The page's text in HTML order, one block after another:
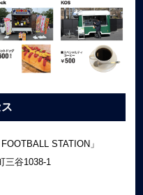
STATION」
三谷1038-1